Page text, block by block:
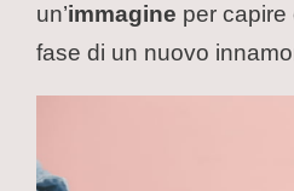
un’immagine per capire
fase di un nuovo